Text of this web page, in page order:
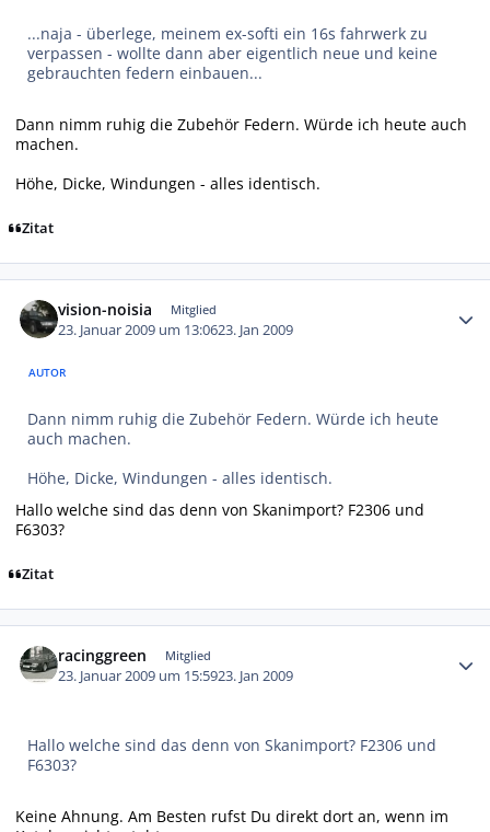
...naja - überlege, meinem ex-softi ein 16s fahrwerk zu
verpassen - wollte dann aber eigentlich neue und keine
gebrauchten federn einbauen...
Dann nimm ruhig die Zubehör Federn. Würde ich heute auch
machen.
Höhe, Dicke, Windungen - alles identisch.
Zitat
vision-noisia Mitglied
23. Januar 2009 um 13:0623. Jan 2009
AUTOR
Dann nimm ruhig die Zubehör Federn. Würde ich heute
auch machen.
Höhe, Dicke, Windungen - alles identisch.
Hallo welche sind das denn von Skanimport? F2306 und
F6303?
Zitat
racinggreen Mitglied
23. Januar 2009 um 15:5923. Jan 2009
Hallo welche sind das denn von Skanimport? F2306 und
F6303?
Keine Ahnung. Am Besten rufst Du direkt dort an, wenn im